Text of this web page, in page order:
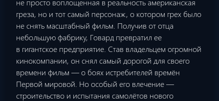
не просто воплощенная в реальность американская
греза, но и тот самый персонаж, о котором грех было
не снять масштабный фильм. Получив от отца
небольшую фабрику, Говард превратил ее
в гигантское предприятие. Став владельцем огромной
кинокомпании, он снял самый дорогой для своего
времени фильм — о боях истребителей времён
Первой мировой. Но особый его влечение —
строительство и испытания самолётов нового